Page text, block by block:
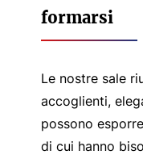
formarsi
Le nostre sale
accoglienti,
possono
di cui hanno